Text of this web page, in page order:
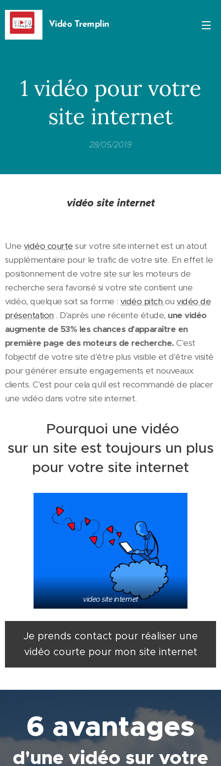
Vidéo Tremplin
1 vidéo pour votre
site internet
28/05/2019
vidéo site internet
Une vidéo courte sur votre site internet est un atout
supplémentaire pour le trafic de votre site. En effet le
positionnement de votre site sur les moteurs de
recherche sera favorisé si votre site contient une
vidéo, quelque soit sa forme :vidéo pitch ouvidéo de
présentation . D'après une récente étude, une vidéo
augmente de 53% les chances d'apparaître en
première page des moteurs de recherche. C'est
l'objectif de votre site d'être plus visible et d'être visité
pour générer ensuite engagements et nouveaux
clients. C'est pour cela qu'il est recommandé de placer
une vidéo dans votre site internet.
Pourquoi une vidéo
sur un site est toujours un plus
pour votre site internet
video site internet
Je prends contact pour réaliser une
vidéo courte pour mon site internet
6 avantages
d'une vidéo sur votre